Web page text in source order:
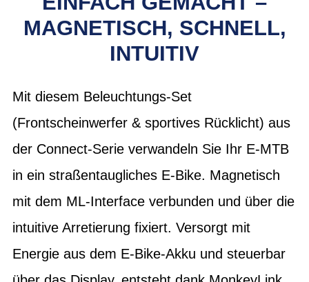
MAGNETISCH, SCHNELL,
INTUITIV
Mit diesem Beleuchtungs-Set
(Frontscheinwerfer & sportives Rücklicht) aus
der Connect-Serie verwandeln Sie Ihr E-MTB
in ein straßentaugliches E-Bike. Magnetisch
mit dem ML-Interface verbunden und über die
intuitive Arretierung fixiert. Versorgt mit
Energie aus dem E-Bike-Akku und steuerbar